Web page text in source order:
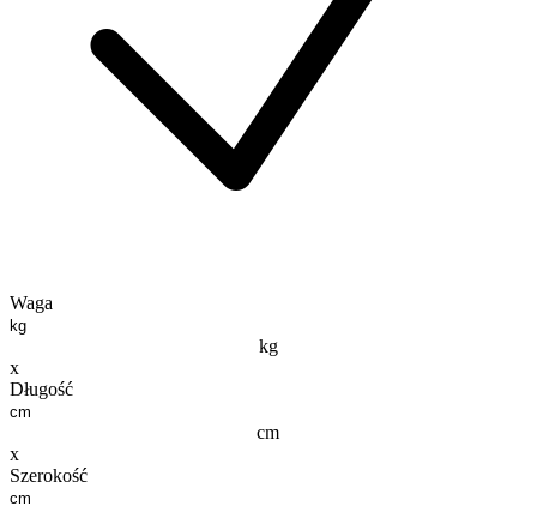
Waga
kg
x
Długość
cm
x
Szerokość